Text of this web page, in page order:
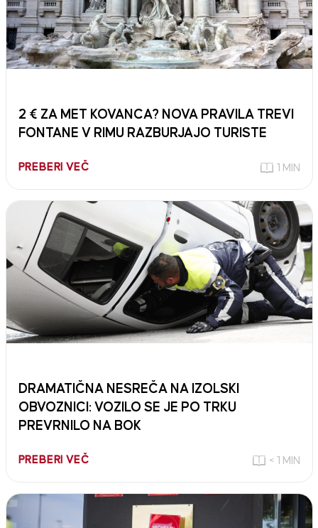
2 € ZA MET KOVANCA? NOVA PRAVILA TREVI
FONTANE V RIMU RAZBURJAJO TURISTE
PREBERI VEČ 1 MIN
DRAMATIČNA NESREČA NA IZOLSKI
OBVOZNICI: VOZILO SE JE PO TRKU
PREVRNILO NA BOK
PREBERI VEČ < 1 MIN